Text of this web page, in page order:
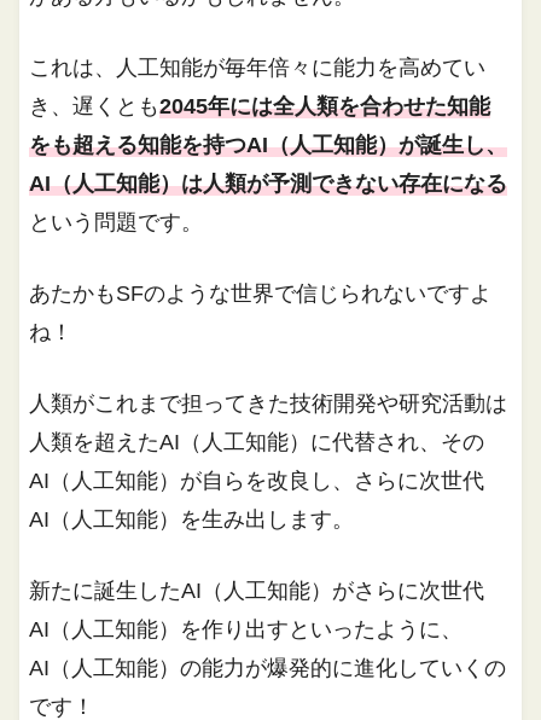
これは、人工知能が毎年倍々に能力を高めてい
き、遅くとも2045年には全人類を合わせた知能
をも超える知能を持つAI（人工知能）が誕生し、
AI（人工知能）は人類が予測できない存在になる
という問題です。
あたかもSFのような世界で信じられないですよ
ね！
人類がこれまで担ってきた技術開発や研究活動は
人類を超えたAI（人工知能）に代替され、その
AI（人工知能）が自らを改良し、さらに次世代
AI（人工知能）を生み出します。
新たに誕生したAI（人工知能）がさらに次世代
AI（人工知能）を作り出すといったように、
AI（人工知能）の能力が爆発的に進化していくの
です！